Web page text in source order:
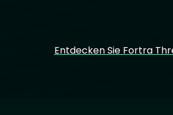
Entdecken Sie Fortra